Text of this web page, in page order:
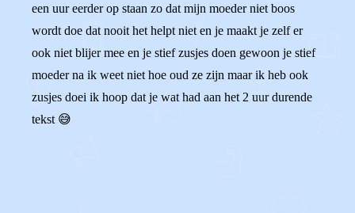
een uur eerder op staan zo dat mijn moeder niet boos
wordt doe dat nooit het helpt niet en je maakt je zelf er
ook niet blijer mee en je stief zusjes doen gewoon je stief
moeder na ik weet niet hoe oud ze zijn maar ik heb ook
zusjes doei ik hoop dat je wat had aan het 2 uur durende
tekst 😅